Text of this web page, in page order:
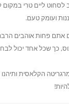
לסחוט ליים טרי
ועומק טעם.
אתם פחות אוהבים
כך שכל אחד יכול
הקלאסית ותיהנו